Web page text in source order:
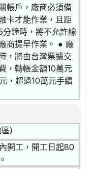
帳戶，廠商必須備
卡才能作業，且距
鐘時，將不允許線
商提早作業。 ● 廠
，將由台灣票據交
，轉帳金額10萬元
，超過10萬元手續
)
開工，開工日起80